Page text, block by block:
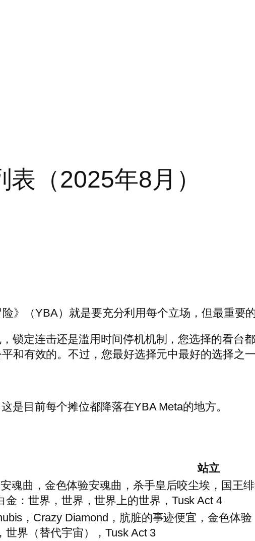
（2025年8月）
》（YBA）就是要充分利用每个立场，但最重要
锁定连击还是滥用时间停机机制，您选择的看台
和有效的。不过，您最好选择元中最好的选择之一
是目前每个摊位都降落在YBA Meta的地方。
站立
魂曲，金色体验安魂曲，杀手皇后咬尘埃，国王
金：世界，世界，世界上的世界，Tusk Act 4
，Crazy Diamond，肮脏的事迹便宜，金色体
世界（替代宇宙），Tusk Act 3